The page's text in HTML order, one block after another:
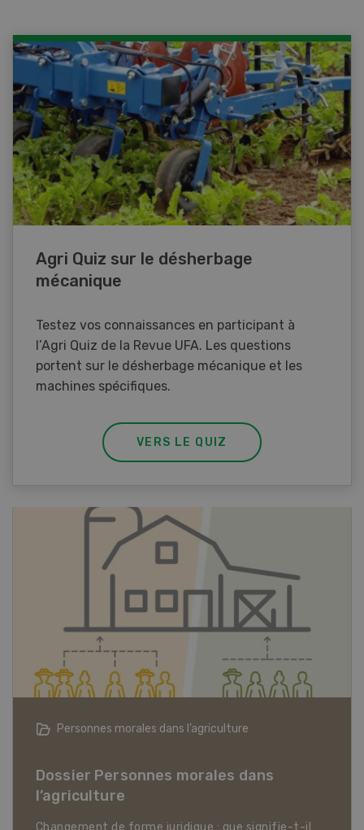
Agri Quiz sur le désherbage
mécanique
Testez vos connaissances en participant à
l’Agri Quiz de la Revue UFA. Les questions
portent sur le désherbage mécanique et les
machines spécifiques.
VERS LE QUIZ
Articles biologiques